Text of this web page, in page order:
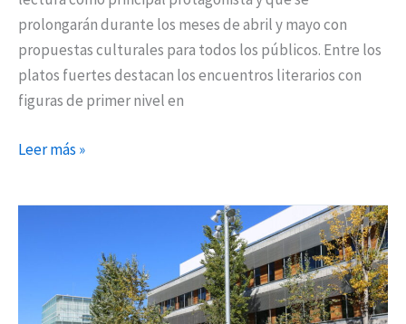
prolongarán durante los meses de abril y mayo con
propuestas culturales para todos los públicos. Entre los
platos fuertes destacan los encuentros literarios con
figuras de primer nivel en
Leer más »